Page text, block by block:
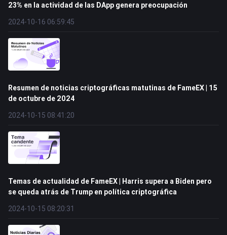
23% en la actividad de las DApp genera preocupación
2024-10-16 06:59:45
Resumen de noticias criptográficas matutinas de FameEX | 15
de octubre de 2024
2024-10-15 08:41:20
Temas de actualidad de FameEX | Harris supera a Biden pero
se queda atrás de Trump en política criptográfica
2024-10-15 08:20:31